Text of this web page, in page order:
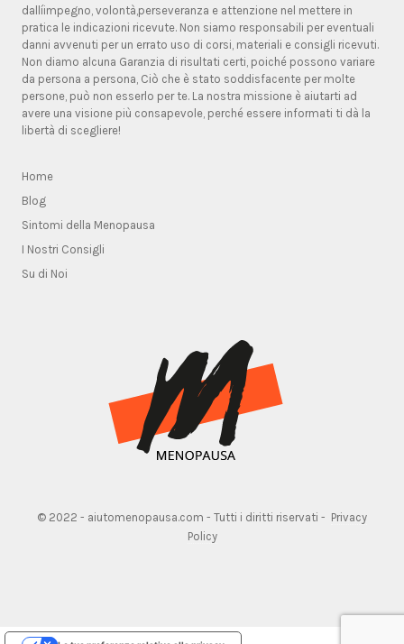
dallíimpegno, volontà,perseveranza e attenzione nel mettere in
pratica le indicazioni ricevute. Non siamo responsabili per eventuali
danni avvenuti per un errato uso di corsi, materiali e consigli ricevuti.
Non diamo alcuna Garanzia di risultati certi, poiché possono variare
da persona a persona, Ciò che è stato soddisfacente per molte
persone, può non esserlo per te. La nostra missione è aiutarti ad
avere una visione più consapevole, perché essere informati ti dà la
libertà di scegliere!
Home
Blog
Sintomi della Menopausa
I Nostri Consigli
Su di Noi
© 2022 - aiutomenopausa.com - Tutti i diritti riservati - Privacy
Policy